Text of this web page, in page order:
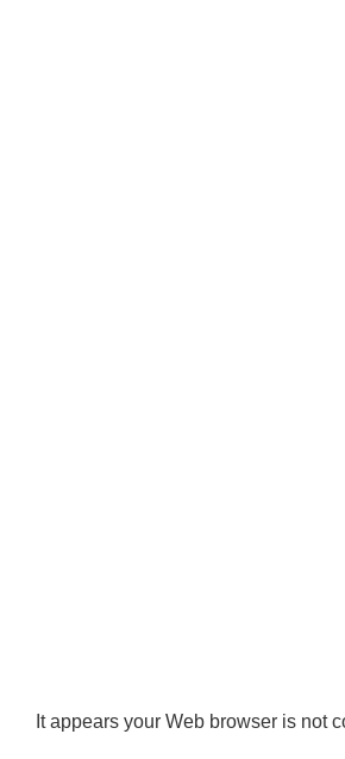
It appears your Web browser is not